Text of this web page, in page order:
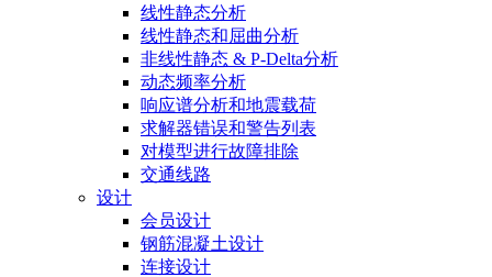
线性静态分析
线性静态和屈曲分析
非线性静态 & P-Delta分析
动态频率分析
响应谱分析和地震载荷
求解器错误和警告列表
对模型进行故障排除
交通线路
设计
会员设计
钢筋混凝土设计
连接设计